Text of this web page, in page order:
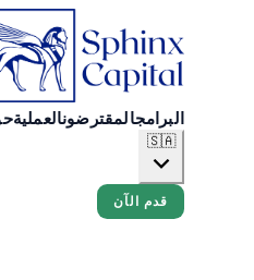
البرامجالمقترضونالعملية
🇸🇦
قدم الآن